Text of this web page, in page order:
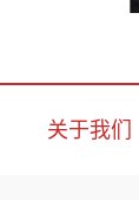
关于我们